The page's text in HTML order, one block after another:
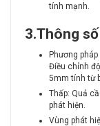
tính mạnh.
3.Thông
Phương
Điều chỉnh
5mm tính từ
Thấp: Quả
phát hiện.
Vùng phát